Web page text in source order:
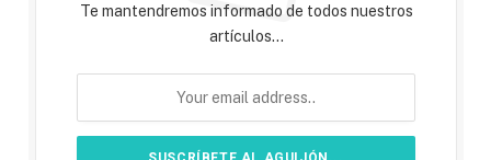
Te mantendremos informado de todos nuestros
artículos...